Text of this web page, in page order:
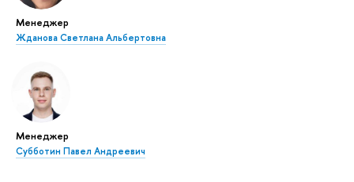
Менеджер
Жданова Светлана Альбертовна
Менеджер
Субботин Павел Андреевич